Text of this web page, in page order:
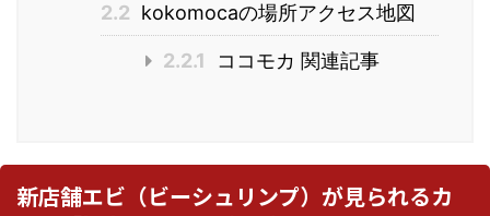
2.2 kokomocaの場所アクセス地図
2.2.1 ココモカ 関連記事
新店舗エビ（ビーシュリンプ）が見られるカ